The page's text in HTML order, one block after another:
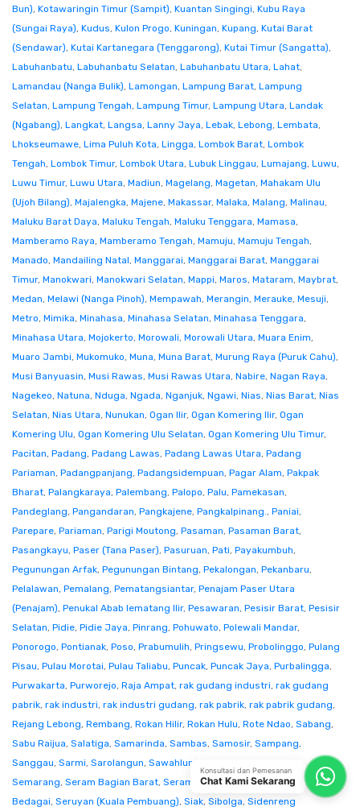
Bun), Kotawaringin Timur (Sampit), Kuantan Singingi, Kubu Raya
(Sungai Raya), Kudus, Kulon Progo, Kuningan, Kupang, Kutai Barat
(Sendawar), Kutai Kartanegara (Tenggarong), Kutai Timur (Sangatta),
Labuhanbatu, Labuhanbatu Selatan, Labuhanbatu Utara, Lahat,
Lamandau (Nanga Bulik), Lamongan, Lampung Barat, Lampung
Selatan, Lampung Tengah, Lampung Timur, Lampung Utara, Landak
(Ngabang), Langkat, Langsa, Lanny Jaya, Lebak, Lebong, Lembata,
Lhokseumawe, Lima Puluh Kota, Lingga, Lombok Barat, Lombok
Tengah, Lombok Timur, Lombok Utara, Lubuk Linggau, Lumajang, Luwu,
Luwu Timur, Luwu Utara, Madiun, Magelang, Magetan, Mahakam Ulu
(Ujoh Bilang), Majalengka, Majene, Makassar, Malaka, Malang, Malinau,
Maluku Barat Daya, Maluku Tengah, Maluku Tenggara, Mamasa,
Mamberamo Raya, Mamberamo Tengah, Mamuju, Mamuju Tengah,
Manado, Mandailing Natal, Manggarai, Manggarai Barat, Manggarai
Timur, Manokwari, Manokwari Selatan, Mappi, Maros, Mataram, Maybrat,
Medan, Melawi (Nanga Pinoh), Mempawah, Merangin, Merauke, Mesuji,
Metro, Mimika, Minahasa, Minahasa Selatan, Minahasa Tenggara,
Minahasa Utara, Mojokerto, Morowali, Morowali Utara, Muara Enim,
Muaro Jambi, Mukomuko, Muna, Muna Barat, Murung Raya (Puruk Cahu),
Musi Banyuasin, Musi Rawas, Musi Rawas Utara, Nabire, Nagan Raya,
Nagekeo, Natuna, Nduga, Ngada, Nganjuk, Ngawi, Nias, Nias Barat, Nias
Selatan, Nias Utara, Nunukan, Ogan Ilir, Ogan Komering Ilir, Ogan
Komering Ulu, Ogan Komering Ulu Selatan, Ogan Komering Ulu Timur,
Pacitan, Padang, Padang Lawas, Padang Lawas Utara, Padang
Pariaman, Padangpanjang, Padangsidempuan, Pagar Alam, Pakpak
Bharat, Palangkaraya, Palembang, Palopo, Palu, Pamekasan,
Pandeglang, Pangandaran, Pangkajene, Pangkalpinang., Paniai,
Parepare, Pariaman, Parigi Moutong, Pasaman, Pasaman Barat,
Pasangkayu, Paser (Tana Paser), Pasuruan, Pati, Payakumbuh,
Pegunungan Arfak, Pegunungan Bintang, Pekalongan, Pekanbaru,
Pelalawan, Pemalang, Pematangsiantar, Penajam Paser Utara
(Penajam), Penukal Abab lematang Ilir, Pesawaran, Pesisir Barat, Pesisir
Selatan, Pidie, Pidie Jaya, Pinrang, Pohuwato, Polewali Mandar,
Ponorogo, Pontianak, Poso, Prabumulih, Pringsewu, Probolinggo, Pulang
Pisau, Pulau Morotai, Pulau Taliabu, Puncak, Puncak Jaya, Purbalingga,
Purwakarta, Purworejo, Raja Ampat, rak gudang industri, rak gudang
pabrik, rak industri, rak industri gudang, rak pabrik, rak pabrik gudang,
Rejang Lebong, Rembang, Rokan Hilir, Rokan Hulu, Rote Ndao, Sabang,
Sabu Raijua, Salatiga, Samarinda, Sambas, Samosir, Sampang,
Sanggau, Sarmi, Sarolangun, Sawahlunto
Semarang, Seram Bagian Barat, Seram Bagian Timur,Serang
Serdang
Bedagai, Seruyan (Kuala Pembuang), Siak, Sibolga, Sidenreng
Konsultasi dan Pemesanan
Chat Kami Sekarang